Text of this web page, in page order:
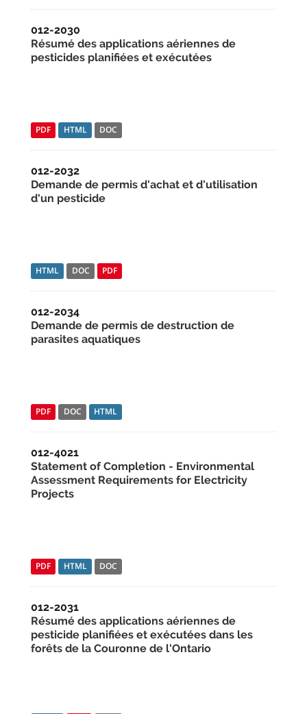
012-2030
Résumé des applications aériennes de
pesticides planifiées et exécutées
PDF HTML DOC
012-2032
Demande de permis d'achat et d'utilisation
d'un pesticide
HTML DOC PDF
012-2034
Demande de permis de destruction de
parasites aquatiques
PDF DOC HTML
012-4021
Statement of Completion - Environmental
Assessment Requirements for Electricity
Projects
PDF HTML DOC
012-2031
Résumé des applications aériennes de
pesticide planifiées et exécutées dans les
forêts de la Couronne de l'Ontario